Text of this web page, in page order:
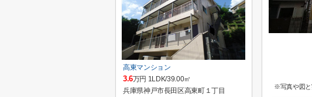
※写真や図と
高東マンション
3.6万円 1LDK/39.00㎡
兵庫県神戸市長田区高東町１丁目